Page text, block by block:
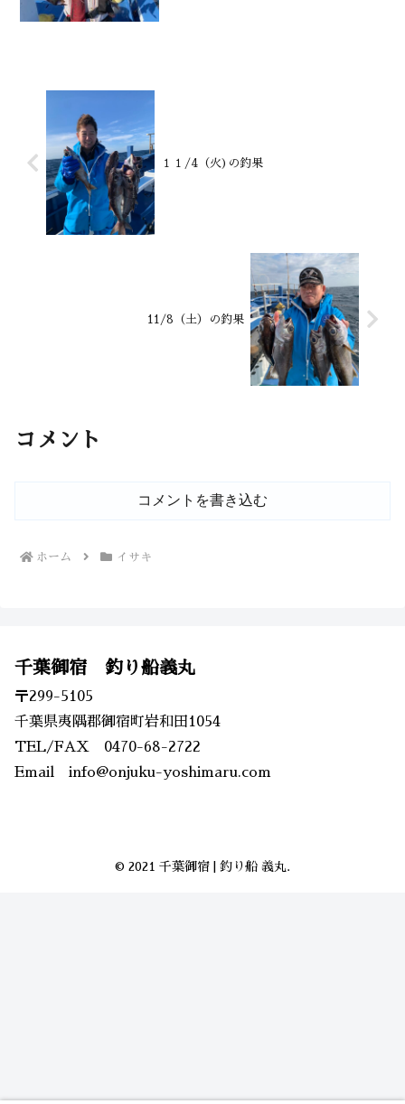
１１/4（火)の釣果
11/8（土）の釣果
コメント
コメントを書き込む
ホーム イサキ
千葉御宿 釣り船義丸
〒299-5105
千葉県夷隅郡御宿町岩和田1054
TEL/FAX 0470-68-2722
Email info@onjuku-yoshimaru.com
© 2021 千葉御宿 | 釣り船 義丸.